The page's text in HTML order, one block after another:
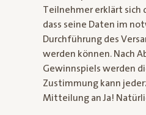
Teilnehmer erklärt sich
dass seine Daten im
Durchführung des
werden können. Nach
Gewinnspiels werden
Zustimmung kann
Mitteilung an Ja!